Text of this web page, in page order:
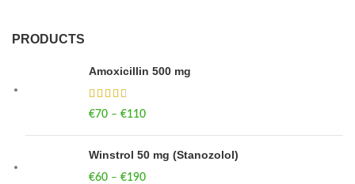
PRODUCTS
Amoxicillin 500 mg
€70 – €110
Winstrol 50 mg (Stanozolol)
€60 – €190